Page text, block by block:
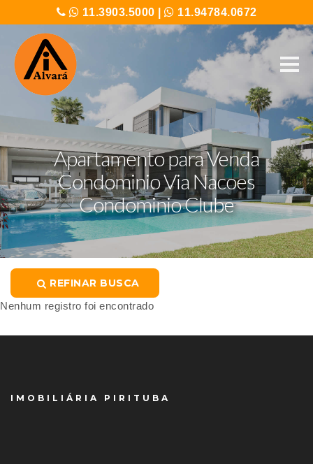
11.3903.5000 11.94784.0672
Apartamento para Venda
Condominio Via Nacoes
Condominio Clube
REFINAR BUSCA
Nenhum registro foi encontrado
IMOBILIÁRIA PIRITUBA